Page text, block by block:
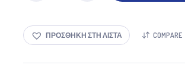
500gr
ποσότηταΠΡΟΣΘΉΚΗ ΣΤΗ ΛΊΣΤΑ COMPARE